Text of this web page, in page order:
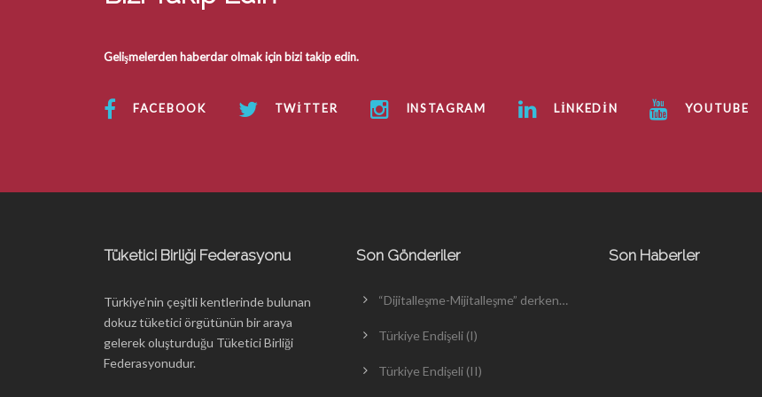
Gelişmelerden haberdar olmak için bizi takip edin.
FACEBOOK TWITTER INSTAGRAM LINKEDIN YOUTUBE
Tüketici Birliği Federasyonu
Türkiye’nin çeşitli kentlerinde bulunan
dokuz tüketici örgütünün bir araya
gelerek oluşturduğu Tüketici Birliği
Federasyonudur.
Son Gönderiler
“Dijitalleşme-Mijitalleşme” derken…
Türkiye Endişeli (I)
Türkiye Endişeli (II)
Son Haberler